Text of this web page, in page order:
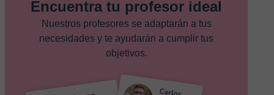
Encuentra tu profesor ideal
Nuestros profesores se adaptarán a tus
necesidades y te ayudarán a cumplir tus
objetivos.